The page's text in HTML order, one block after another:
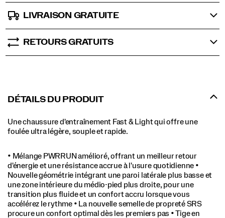
LIVRAISON GRATUITE
RETOURS GRATUITS
DÉTAILS DU PRODUIT
Une chaussure d'entraînement Fast & Light qui offre une
foulée ultra légère, souple et rapide.
• Mélange PWRRUN amélioré, offrant un meilleur retour
d'énergie et une résistance accrue à l'usure quotidienne •
Nouvelle géométrie intégrant une paroi latérale plus basse et
une zone intérieure du médio-pied plus droite, pour une
transition plus fluide et un confort accru lorsque vous
accélérez le rythme • La nouvelle semelle de propreté SRS
procure un confort optimal dès les premiers pas • Tige en